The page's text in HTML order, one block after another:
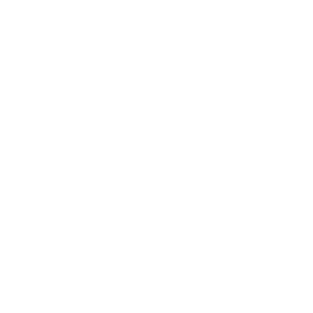
à l’amour quand elle ne sait aimer
enfouies, ils comprennent que